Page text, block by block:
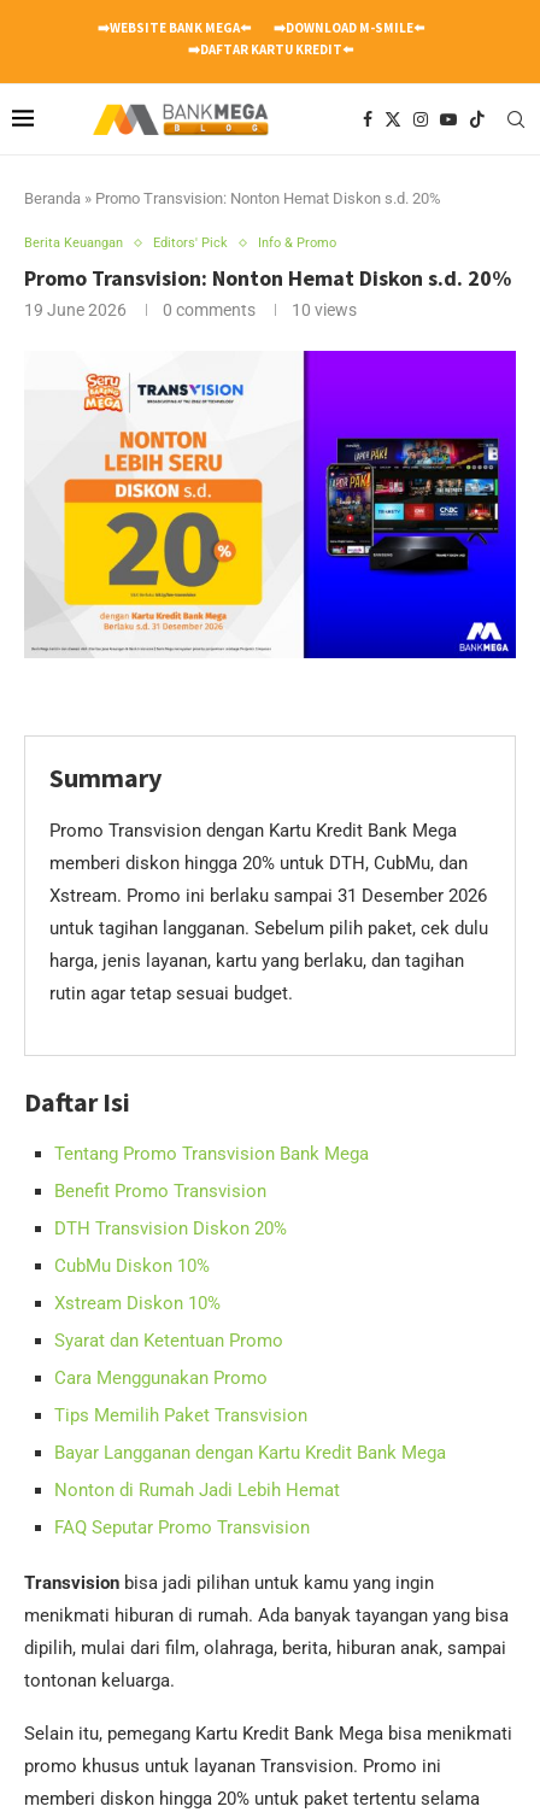
➡️WEBSITE BANK MEGA⬅️
➡️DOWNLOAD M-SMILE⬅️
➡️DAFTAR KARTU KREDIT⬅️
Beranda » Promo Transvision: Nonton Hemat Diskon s.d. 20%
Berita Keuangan Editors' Pick Info & Promo
Promo Transvision: Nonton Hemat Diskon s.d. 20%
19 June 2026 0 comments 10 views
Summary
Promo Transvision dengan Kartu Kredit Bank Mega
memberi diskon hingga 20% untuk DTH, CubMu, dan
Xstream. Promo ini berlaku sampai 31 Desember 2026
untuk tagihan langganan. Sebelum pilih paket, cek dulu
harga, jenis layanan, kartu yang berlaku, dan tagihan
rutin agar tetap sesuai budget.
Daftar Isi
Tentang Promo Transvision Bank Mega
Benefit Promo Transvision
DTH Transvision Diskon 20%
CubMu Diskon 10%
Xstream Diskon 10%
Syarat dan Ketentuan Promo
Cara Menggunakan Promo
Tips Memilih Paket Transvision
Bayar Langganan dengan Kartu Kredit Bank Mega
Nonton di Rumah Jadi Lebih Hemat
FAQ Seputar Promo Transvision
Transvision bisa jadi pilihan untuk kamu yang ingin
menikmati hiburan di rumah. Ada banyak tayangan yang bisa
dipilih, mulai dari film, olahraga, berita, hiburan anak, sampai
tontonan keluarga.
Selain itu, pemegang Kartu Kredit Bank Mega bisa menikmati
promo khusus untuk layanan Transvision. Promo ini
memberi diskon hingga 20% untuk paket tertentu selama